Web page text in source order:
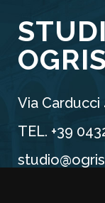
Via Carducci
TEL. +39